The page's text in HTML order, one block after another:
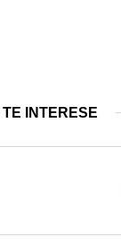
INTERESE